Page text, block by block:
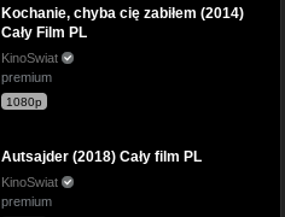
Kochanie, chyba cię zabiłem (2014)
Cały Film PL
KinoSwiat
premium
1080p
Autsajder (2018) Cały film PL
KinoSwiat
premium